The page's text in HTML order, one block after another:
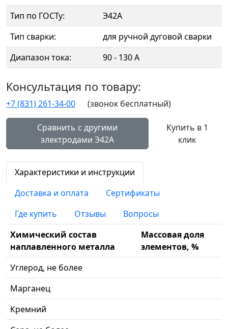
Тип по ГОСТу:
Э42А
Тип сварки:
для ручной дуговой сварки
Диапазон тока:
90 - 130 А
Консультация по товару:
+7 (831) 261-34-00 (звонок бесплатный)
Сравнить с другими
электродами Э42А
Купить в 1
клик
Характеристики и инструкции
Доставка и оплата
Сертификаты
Где купить
Отзывы
Вопросы
Химический состав
наплавленного металла
Массовая доля
элементов, %
Углерод, не более
Марганец
Кремний